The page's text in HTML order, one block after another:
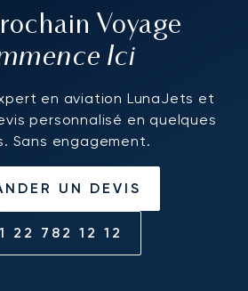
Voyage
Ici
en aviation LunaJets et
personnalisé en quelques
Sans engagement.
UN DEVIS
22 782 12 12